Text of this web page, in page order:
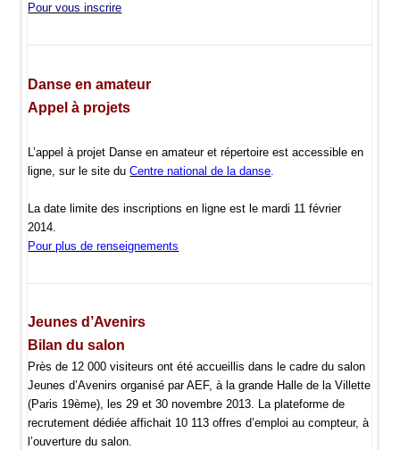
Pour vous inscrire
Danse en amateur
Appel à projets
L’appel à projet Danse en amateur et répertoire est accessible en
ligne, sur le site duCentre national de la danse
La date limite des inscriptions en ligne est le mardi 11 février
2014.
Pour plus de renseignements
Jeunes d’Avenirs
Bilan du salon
Près de 12 000 visiteurs ont été accueillis dans le cadre du salon
Jeunes d’Avenirs organisé par AEF, à la grande Halle de la Villette
(Paris 19ème), les 29 et 30 novembre 2013. La plateforme de
recrutement dédiée affichait 10 113 offres d’emploi au compteur, à
l’ouverture du salon.